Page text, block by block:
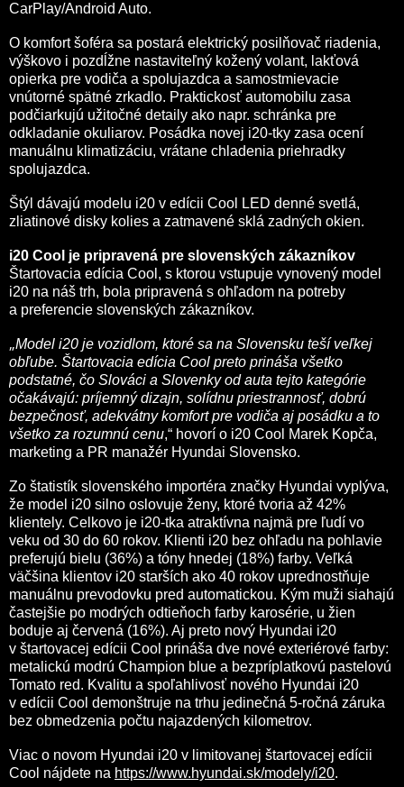
CarPlay/Android Auto.
O komfort šoféra sa postará elektrický posilňovač riadenia,
výškovo i pozdĺžne nastaviteľný kožený volant, lakťová
opierka pre vodiča a spolujazdca a samostmievacie
vnútorné spätné zrkadlo. Praktickosť automobilu zasa
podčiarkujú užitočné detaily ako napr. schránka pre
odkladanie okuliarov. Posádka novej i20-tky zasa ocení
manuálnu klimatizáciu, vrátane chladenia priehradky
spolujazdca.
Štýl dávajú modelu i20 v edícii Cool LED denné svetlá,
zliatinové disky kolies a zatmavené sklá zadných okien.
i20 Cool je pripravená pre slovenských zákazníkov
Štartovacia edícia Cool, s ktorou vstupuje vynovený model
i20 na náš trh, bola pripravená s ohľadom na potreby
a preferencie slovenských zákazníkov.
„Model i20 je vozidlom, ktoré sa na Slovensku teší veľkej
obľube. Štartovacia edícia Cool preto prináša všetko
podstatné, čo Slováci a Slovenky od auta tejto kategórie
očakávajú: príjemný dizajn, solídnu priestrannosť, dobrú
bezpečnosť, adekvátny komfort pre vodiča aj posádku a to
všetko za rozumnú cenu,“ hovorí o i20 Cool Marek Kopča,
marketing a PR manažér Hyundai Slovensko.
Zo štatistík slovenského importéra značky Hyundai vyplýva,
že model i20 silno oslovuje ženy, ktoré tvoria až 42%
klientely. Celkovo je i20-tka atraktívna najmä pre ľudí vo
veku od 30 do 60 rokov. Klienti i20 bez ohľadu na pohlavie
preferujú bielu (36%) a tóny hnedej (18%) farby. Veľká
väčšina klientov i20 starších ako 40 rokov uprednostňuje
manuálnu prevodovku pred automatickou. Kým muži siahajú
častejšie po modrých odtieňoch farby karosérie, u žien
boduje aj červená (16%). Aj preto nový Hyundai i20
v štartovacej edícii Cool prináša dve nové exteriérové farby:
metalickú modrú Champion blue a bezpríplatkovú pastelovú
Tomato red. Kvalitu a spoľahlivosť nového Hyundai i20
v edícii Cool demonštruje na trhu jedinečná 5-ročná záruka
bez obmedzenia počtu najazdených kilometrov.
Viac o novom Hyundai i20 v limitovanej štartovacej edícii
Cool nájdete na https://www.hyundai.sk/modely/i20.